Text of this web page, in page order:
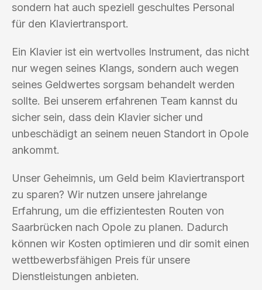
sondern hat auch speziell geschultes Personal
für den Klaviertransport.
Ein Klavier ist ein wertvolles Instrument, das nicht
nur wegen seines Klangs, sondern auch wegen
seines Geldwertes sorgsam behandelt werden
sollte. Bei unserem erfahrenen Team kannst du
sicher sein, dass dein Klavier sicher und
unbeschädigt an seinem neuen Standort in Opole
ankommt.
Unser Geheimnis, um Geld beim Klaviertransport
zu sparen? Wir nutzen unsere jahrelange
Erfahrung, um die effizientesten Routen von
Saarbrücken nach Opole zu planen. Dadurch
können wir Kosten optimieren und dir somit einen
wettbewerbsfähigen Preis für unsere
Dienstleistungen anbieten.